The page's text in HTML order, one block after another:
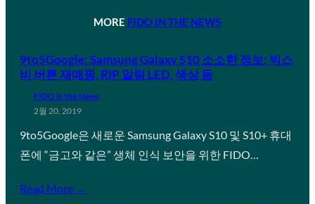
MORE FIDO IN THE NEWS
9to5Google: Samsung Galaxy S10 소소한 정보: 빅스
비 버튼 재매핑, RIP 알림 LED, 색상 등
FIDO in the News
2월 20, 2019
9to5Google은 새로운 Samsung Galaxy S10 및 S10+ 휴대
폰에 “금고와 같은” 생체 인식 보안을 위한 FIDO…
Read More →